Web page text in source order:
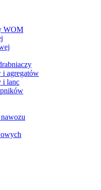
WOM
i agregatów
i lanc